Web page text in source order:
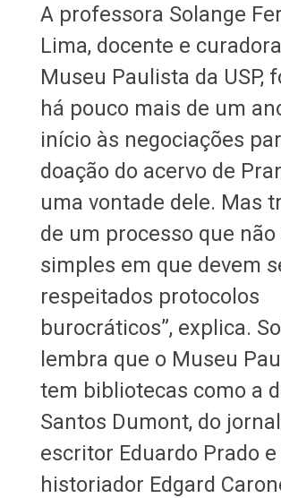
A professora Solange
Lima, docente e
Museu Paulista da USP,
há pouco mais de um
início às negociações
doação do acervo de
uma vontade dele. Mas
de um processo que não
simples em que devem
respeitados protocolos
burocráticos”, explica.
lembra que o Museu
tem bibliotecas como a
Santos Dumont, do
escritor Eduardo Prado e
historiador Edgard